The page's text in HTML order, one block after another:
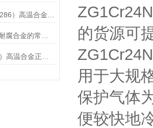
的货源可
用于大规
保护气体
便较快地